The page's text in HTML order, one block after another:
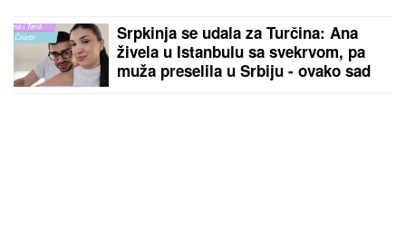
Srpkinja se udala za Turčina: Ana
živela u Istanbulu sa svekrvom, pa
muža preselila u Srbiju - ovako sad